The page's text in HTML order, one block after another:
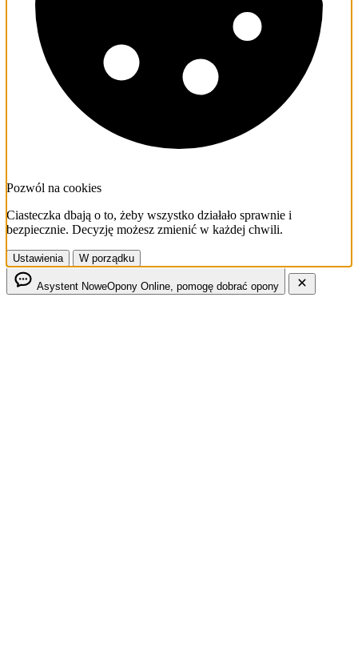
Pozwól na cookies
Ciasteczka dbają o to, żeby wszystko działało sprawnie i
bezpiecznie. Decyzję możesz zmienić w każdej chwili.
Ustawienia W porządku
Asystent NoweOpony Online, pomogę dobrać opony